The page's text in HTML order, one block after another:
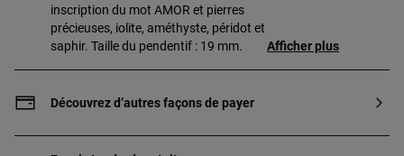
inscription du mot AMOR et pierres
précieuses, iolite, améthyste, péridot et
saphir. Taille du pendentif : 19 mm.
Afficher plus
Découvrez d’autres façons de payer